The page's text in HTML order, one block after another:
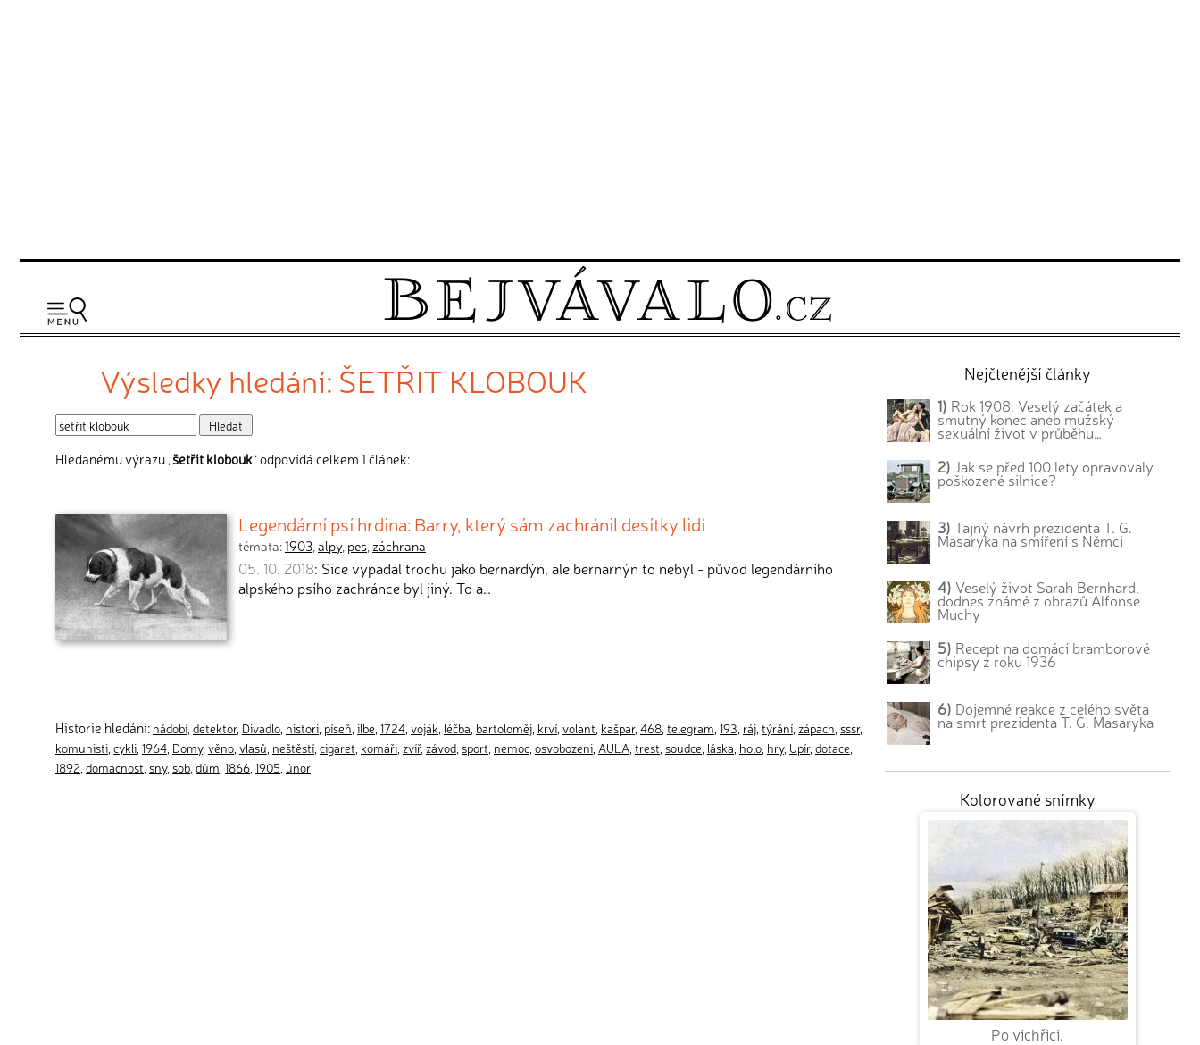
Výsledky hledání: ŠETŘIT KLOBOUK
Hledanému výrazu „šetřit klobouk“ odpovídá celkem 1 článek:
Legendární psí hrdina: Barry, který sám zachránil desítky lidí
témata:1903,alpy, pes, záchrana
05. 10. 2018: Sice vypadal trochu jako bernardýn, ale bernarnýn to nebyl - původ legendárního
alpského psího zachránce byl jiný. To a…
Historie hledání: nádobí detektor, Divadlo histori píseň ilbe 1724 voják léčba bartoloměj krví volant kašpar, 468 telegram 193 ráj týrání zápach sssr,
komunisti cykli 1964 Domy, věno vlasů neštěstí cigaret komáři zvíř, závod sport nemoc osvobozeni AULA trest soudce láska holo hry, Upír, dotace
1892 domacnost sny, sob dům 1866 1905 únor
Nejčtenější články
1) Rok 1908: Veselý začátek a
smutný konec aneb mužský
sexuální život v průběhu…
2) Jak se před 100 lety opravovaly
poškozené silnice?
3) Tajný návrh prezidenta T. G.
Masaryka na smíření s Němci
4) Veselý život Sarah Bernhard,
dodnes známé z obrazů Alfonse
Muchy
5) Recept na domácí bramborové
chipsy z roku 1936
6) Dojemné reakce z celého světa
na smrt prezidenta T. G. Masaryka
Kolorované snímky
Po vichřici.